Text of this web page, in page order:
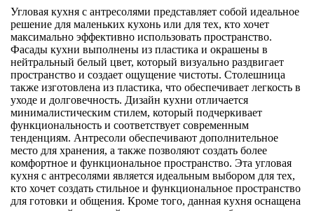
Угловая кухня с антресолями представляет собой идеальное
решение для маленьких кухонь или для тех, кто хочет
максимально эффективно использовать пространство.
Фасады кухни выполнены из пластика и окрашены в
нейтральный белый цвет, который визуально раздвигает
пространство и создает ощущение чистоты. Столешница
также изготовлена из пластика, что обеспечивает легкость в
уходе и долговечность. Дизайн кухни отличается
минималистическим стилем, который подчеркивает
функциональность и соответствует современным
тенденциям. Антресоли обеспечивают дополнительное
место для хранения, а также позволяют создать более
комфортное и функциональное пространство. Эта угловая
кухня с антресолями является идеальным выбором для тех,
кто хочет создать стильное и функциональное пространство
для готовки и общения. Кроме того, данная кухня оснащена